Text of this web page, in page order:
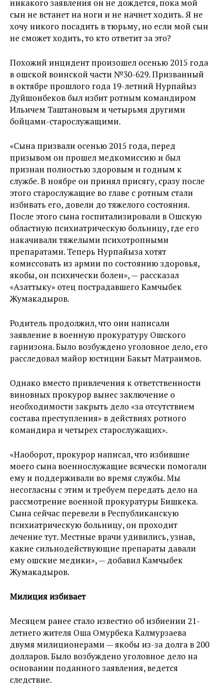
никакого заявления он не дождется, пока мой
сын не встанет на ноги и не начнет ходить. Я не
хочу никого посадить в тюрьму, но если мой сын
не сможет ходить, то кто ответит за это?
Похожий инцидент произошел осенью 2015 года
в ошской воинской части №30-629. Призванный
в октябре прошлого года 19-летний Нурпайыз
Дуйшонбеков был избит ротным командиром
Ильичем Таштановым и четырьмя другими
бойцами-старослужащими.
«Сына призвали осенью 2015 года, перед
призывом он прошел медкомиссию и был
признан полностью здоровым и годным к
службе. В ноябре он принял присягу, сразу после
этого старослужащие во главе с ротным стали
избивать его, довели до тяжелого состояния.
После этого сына госпитализировали в Ошскую
областную психиатрическую больницу, где его
накачивали тяжелыми психотропными
препаратами. Теперь Нурпайыза хотят
комиссовать из армии по состоянию здоровья,
якобы, он психически болен», — рассказал
«Азаттыку» отец пострадавшего Камчыбек
Жумакадыров.
Родитель продолжил, что они написали
заявление в военную прокуратуру Ошского
гарнизона. Было возбуждено уголовное дело, его
расследовал майор юстиции Бакыт Матраимов.
Однако вместо привлечения к ответственности
виновных прокурор вынес заключение о
необходимости закрыть дело «за отсутствием
состава преступления» в действиях ротного
командира и четырех старослужащих».
«Наоборот, прокурор написал, что избившие
моего сына военнослужащие всячески помогали
ему и поддерживали во время службы. Мы
несогласны с этим и требуем передать дело на
рассмотрение военной прокуратуры Бишкека.
Сына сейчас перевели в Республиканскую
психиатрическую больницу, он проходит
лечение тут. Местные врачи удивились, узнав,
какие сильнодействующие препараты давали
ему ошские медики», — добавил Камчыбек
Жумакадыров.
Милиция избивает
Месяцем ранее стало известно об избиении 21-
летнего жителя Оша Омурбека Калмурзаева
двумя милиционерами — якобы из-за долга в 200
долларов. Было возбуждено уголовное дело на
основании поданного заявления, ведется
следствие.